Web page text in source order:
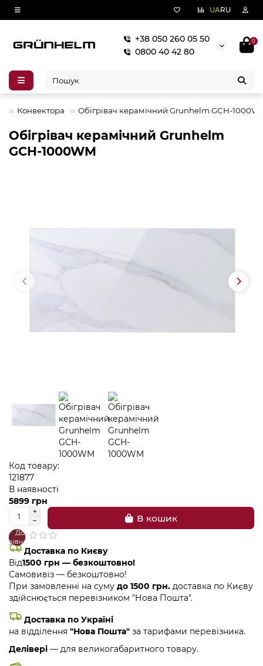
UARU
+38 050 260 05 50
0800 40 42 80
0
Конвектора Обігрівач керамічний Grunhelm GCH-
Обігрівач керамічний Grunhelm
GCH-1000WM
Код товару:
121877
В наявності
5899 грн
В кошик
В
закладки
До
Доставка по Києву
Від1500 грн — безкоштовно!
Самовивіз — безкоштовно!
При замовленні на суму до 1500 грн. доставка по Києву
здійснюється перевізником "Нова Пошта".
Доставка по Україні
на відділення "Нова Пошта" за тарифами перевізника.
Делівері — для великогабаритного товару.